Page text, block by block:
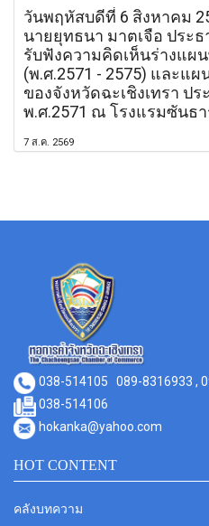
วันพฤหัสบดีที่ 6 สิงหาคม
นายยุทธนา มาตเจือ ประ
รับฟังความคิดเห็นร่างแผ
(พ.ศ.2571 - 2575) และแ
ของจังหวัดฉะเชิงเทรา ป
พ.ศ.2571 ณ โรงแรมซันธา
7 ส.ค. 2569
038-514105 089-8316933 ,
038-514106
hokanka@yahoo.com
HOT CONTENT
คลังบทความ